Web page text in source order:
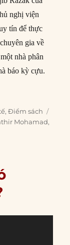
nghị viện
tín để thực
gia về
nhà phân
báo kỳ cựu.
ở Malaysia”
,Điểm sách
Mohamad,